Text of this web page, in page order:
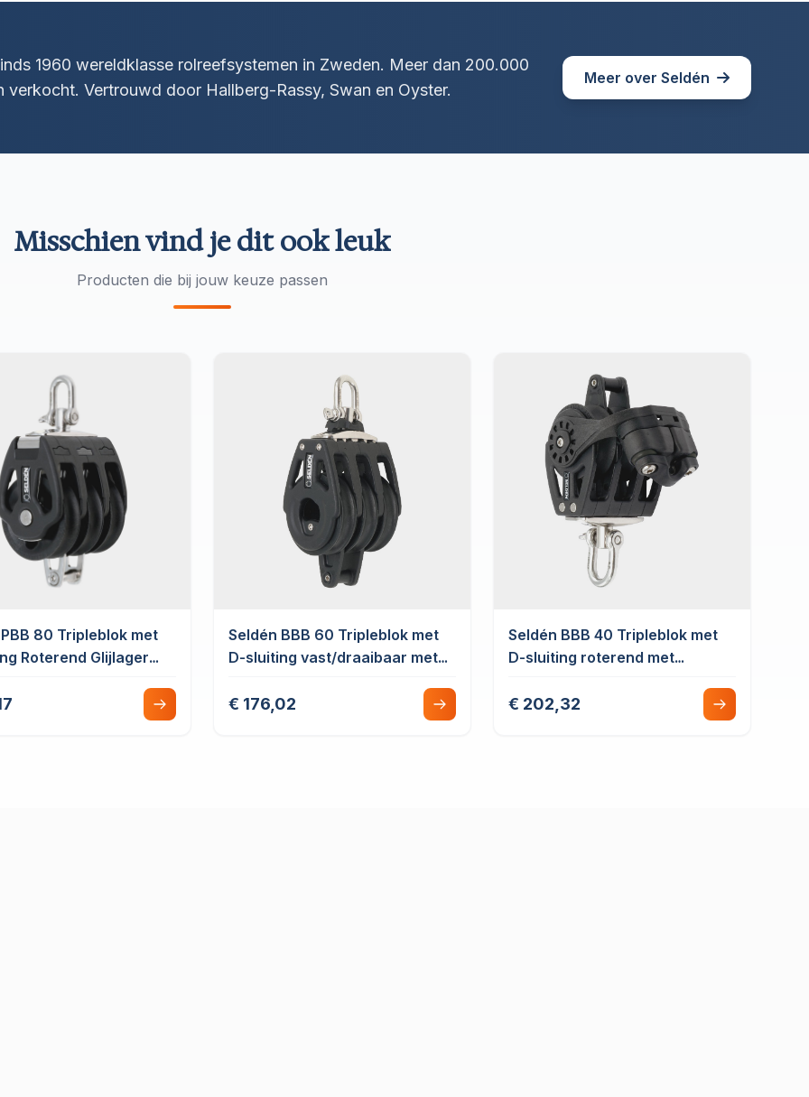
1960 wereldklasse rolreefsystemen in Zweden. Meer dan 200.000
verkocht. Vertrouwd door Hallberg-Rassy, Swan en Oyster.
Meer over Seldén
Misschien vind je dit ook leuk
Producten die bij jouw keuze passen
80 Tripleblok met
Roterend Glijlager
Seldén BBB 60 Tripleblok met
D-sluiting vast/draaibaar met
€ 176,02
Seldén BBB 40 Tripleblok met
D-sluiting roterend met
€ 202,32